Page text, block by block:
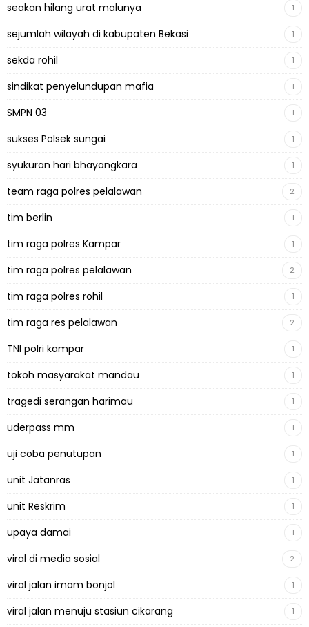
seakan hilang urat malunya 1
sejumlah wilayah di kabupaten Bekasi 1
sekda rohil 1
sindikat penyelundupan mafia 1
SMPN 03 1
sukses Polsek sungai 1
syukuran hari bhayangkara 1
team raga polres pelalawan 2
tim berlin 1
tim raga polres Kampar 1
tim raga polres pelalawan 2
tim raga polres rohil 1
tim raga res pelalawan 2
TNI polri kampar 1
tokoh masyarakat mandau 1
tragedi serangan harimau 1
uderpass mm 1
uji coba penutupan 1
unit Jatanras 1
unit Reskrim 1
upaya damai 1
viral di media sosial 2
viral jalan imam bonjol 1
viral jalan menuju stasiun cikarang 1